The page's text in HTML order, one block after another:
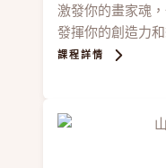
激發你的畫家魂
發揮你的創造力
課程詳情